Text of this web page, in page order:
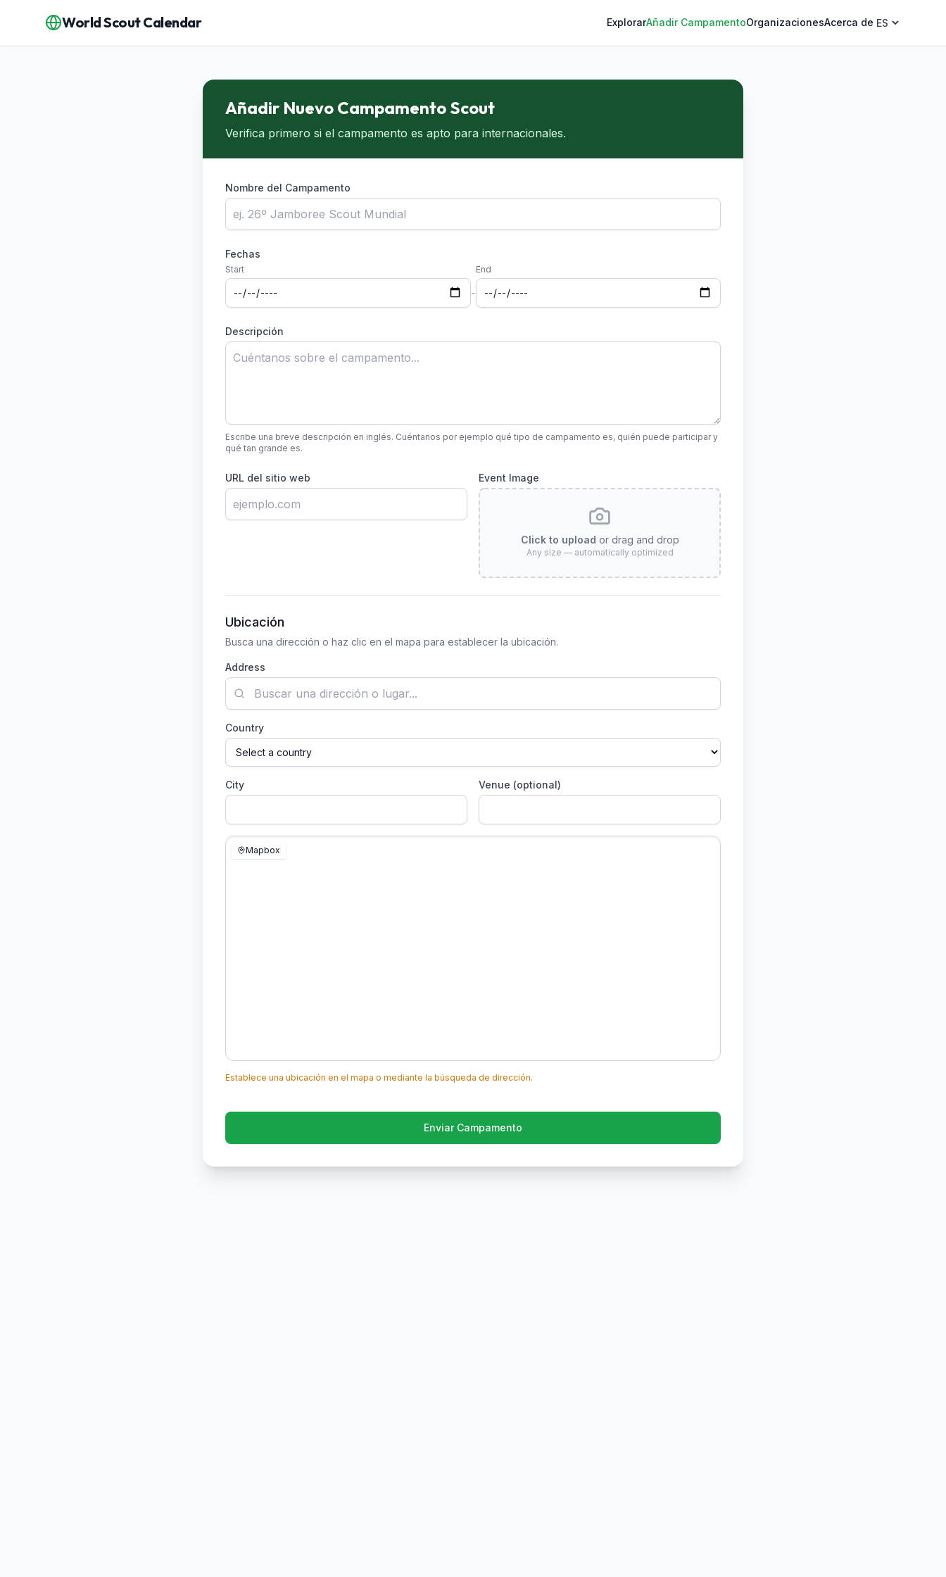
World Scout Calendar ExplorarAñadir CampamentoOrganizacionesAcerca de
Language
Añadir Nuevo Campamento Scout
Verifica primero si el campamento es apto para internacionales.
Nombre del Campamento
Fechas
Start
-
End
Descripción
Escribe una breve descripción en inglés. Cuéntanos por ejemplo qué tipo de campamento es, quién puede participar y
qué tan grande es.
URL del sitio web Event Image
Click to upload or drag and drop
Any size — automatically optimized
Ubicación
Busca una dirección o haz clic en el mapa para establecer la ubicación.
Address
Country
City Venue (optional)
Mapbox
Establece una ubicación en el mapa o mediante la búsqueda de dirección.
Enviar Campamento